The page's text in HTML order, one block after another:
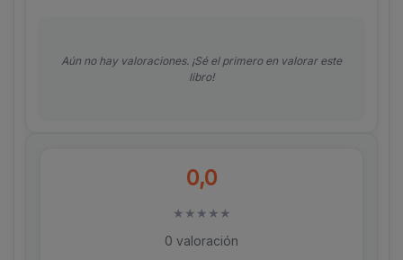
0,0
★ ★ ★ ★ ★
0 valoración
Aún no hay valoraciones. ¡Sé el primero en valorar este
libro!